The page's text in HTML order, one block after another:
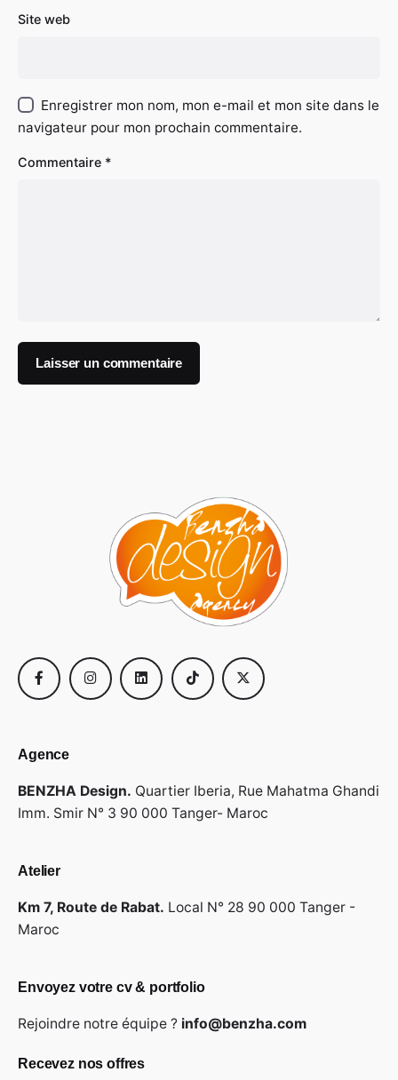
Site web
Enregistrer mon nom, mon e-mail et mon site dans le
navigateur pour mon prochain commentaire.
Commentaire *
Agence
BENZHA Design. Quartier Iberia, Rue Mahatma Ghandi
Imm. Smir N° 3 90 000 Tanger- Maroc
Atelier
Km 7, Route de Rabat. Local N° 28 90 000 Tanger -
Maroc
Envoyez votre cv & portfolio
Rejoindre notre équipe ? info@benzha.com
Recevez nos offres